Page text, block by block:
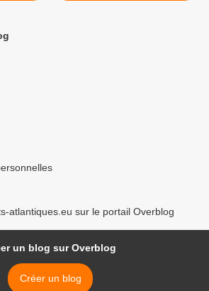
atlantiques.eu sur le portail Overblog
un blog sur Overblog
Créer un blog